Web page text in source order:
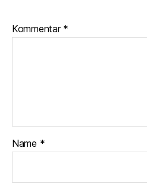
Kommentar *
Name *